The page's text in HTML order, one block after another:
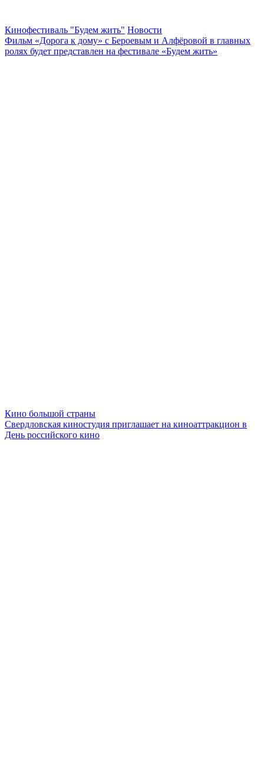
Кинофестиваль "Будем жить" Новости
Фильм «Дорога к дому» с Бероевым и Алфёровой в главных
ролях будет представлен на фестивале «Будем жить»
Кино большой страны
Свердловская киностудия приглашает на киноаттракцион в
День российского кино